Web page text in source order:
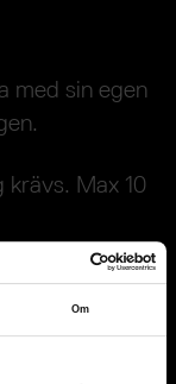
Om
med sin egen
krävs. Max 10